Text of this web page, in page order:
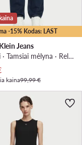
-15% Kodas: LAST
Jeans
Džinsai · Tamsiai mėlyna · Relaxed Fit
kaina
kaina99,99 €